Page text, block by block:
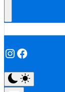
Instagram
Facebook